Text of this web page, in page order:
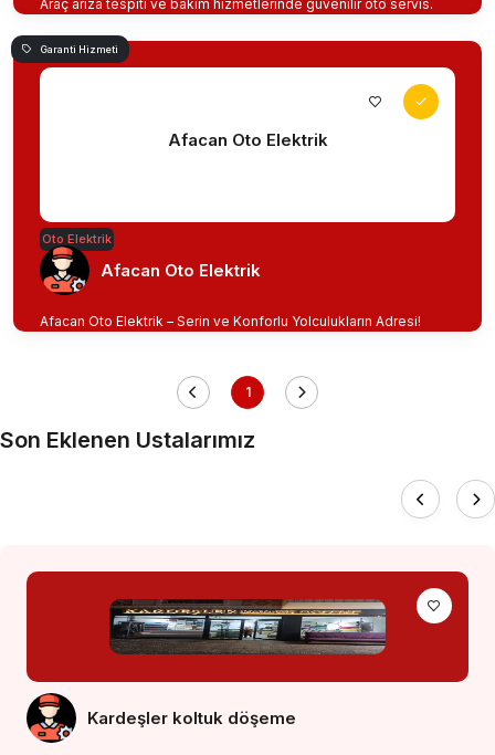
Araç arıza tespiti ve bakım hizmetlerinde güvenilir oto servis.
Afacan Oto Elektrik
Garanti Hizmeti
Oto Elektrik
Afacan Oto Elektrik
Afacan Oto Elektrik – Serin ve Konforlu Yolculukların Adresi!
1
Son Eklenen Ustalarımız
Kardeşler koltuk döşeme